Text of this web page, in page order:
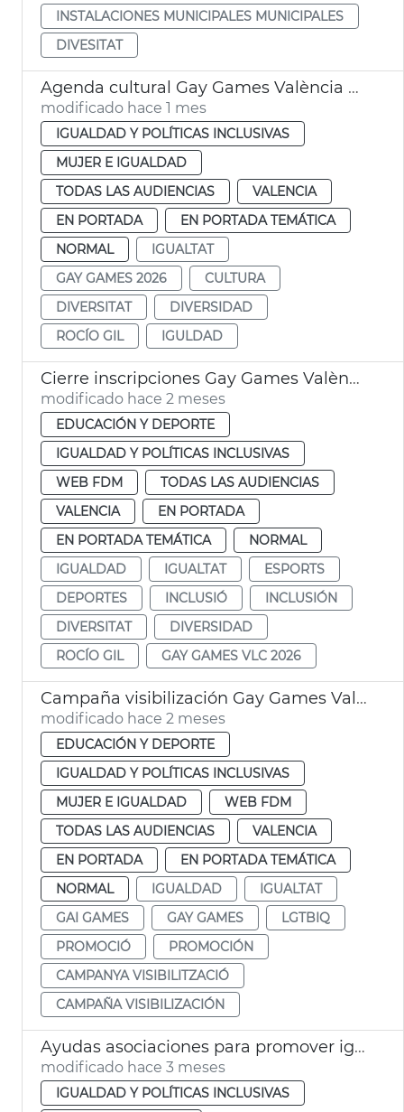
INSTALACIONES MUNICIPALES MUNICIPALES
DIVESITAT
Agenda cultural Gay Games València 2026
modificado hace 1 mes
IGUALDAD Y POLÍTICAS INCLUSIVAS
MUJER E IGUALDAD
TODAS LAS AUDIENCIAS
VALENCIA
EN PORTADA
EN PORTADA TEMÁTICA
NORMAL
IGUALTAT
GAY GAMES 2026
CULTURA
DIVERSITAT
DIVERSIDAD
ROCÍO GIL
IGULDAD
Cierre inscripciones Gay Games València 2026
modificado hace 2 meses
EDUCACIÓN Y DEPORTE
IGUALDAD Y POLÍTICAS INCLUSIVAS
WEB FDM
TODAS LAS AUDIENCIAS
VALENCIA
EN PORTADA
EN PORTADA TEMÁTICA
NORMAL
IGUALDAD
IGUALTAT
ESPORTS
DEPORTES
INCLUSIÓ
INCLUSIÓN
DIVERSITAT
DIVERSIDAD
ROCÍO GIL
GAY GAMES VLC 2026
Campaña visibilización Gay Games València
modificado hace 2 meses
EDUCACIÓN Y DEPORTE
IGUALDAD Y POLÍTICAS INCLUSIVAS
MUJER E IGUALDAD
WEB FDM
TODAS LAS AUDIENCIAS
VALENCIA
EN PORTADA
EN PORTADA TEMÁTICA
NORMAL
IGUALDAD
IGUALTAT
GAI GAMES
GAY GAMES
LGTBIQ
PROMOCIÓ
PROMOCIÓN
CAMPANYA VISIBILITZACIÓ
CAMPAÑA VISIBILIZACIÓN
Ayudas asociaciones para promover igualdad de género València
modificado hace 3 meses
IGUALDAD Y POLÍTICAS INCLUSIVAS